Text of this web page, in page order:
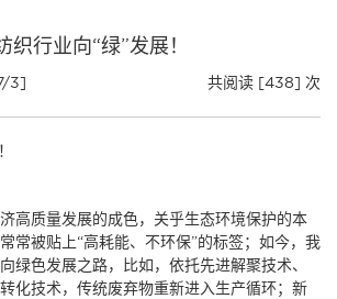
织行业向“绿”发展！
3] 共阅读 [438] 次
高质量发展的成色，关乎生态环境保护的本
常被贴上“高耗能、不环保”的标签；如今，我
绿色发展之路，比如，依托先进解聚技术、
化技术，传统废弃物重新进入生产循环；新